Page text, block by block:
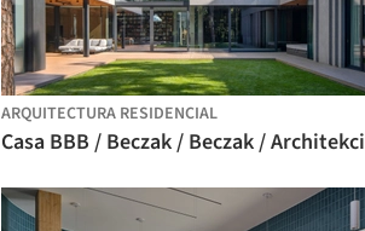
ARQUITECTURA RESIDENCIAL
Casa BBB / Beczak / Beczak / Architekci